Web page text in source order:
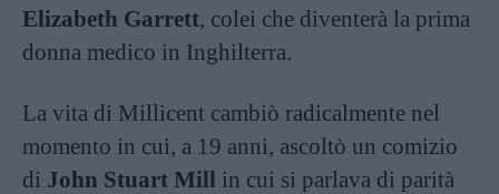
Elizabeth Garrett, colei che diventerà la prima
donna medico in Inghilterra.
La vita di Millicent cambiò radicalmente nel
momento in cui, a 19 anni, ascoltò un comizio
di John Stuart Mill in cui si parlava di parità